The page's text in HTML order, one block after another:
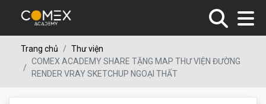
Trang chủ
Thư viện
COMEX ACADEMY SHARE TẶNG MAP THƯ VIỆN ĐƯỜNG
RENDER VRAY SKETCHUP NGOẠI THẤT